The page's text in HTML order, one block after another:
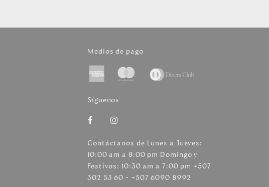
Medios de pago
Síguenos
Contáctanos de Lunes a Jueves:
10:00 am a 8:00 pm Domingo y
Festivos: 10:30 am a 7:00 pm +507
302 53 60 - +507 6090 8992